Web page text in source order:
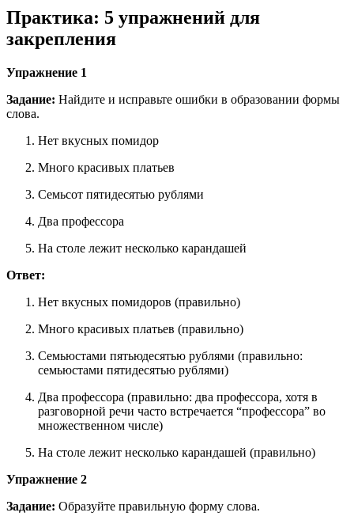
Практика: 5 упражнений для
закрепления
Упражнение 1
Задание: Найдите и исправьте ошибки в образовании формы
слова.
Нет вкусных помидор
Много красивых платьев
Семьсот пятидесятью рублями
Два профессора
На столе лежит несколько карандашей
Ответ:
Нет вкусных помидоров (правильно)
Много красивых платьев (правильно)
Семьюстами пятьюдесятью рублями (правильно:
семьюстами пятидесятью рублями)
Два профессора (правильно: два профессора, хотя в
разговорной речи часто встречается “профессора” во
множественном числе)
На столе лежит несколько карандашей (правильно)
Упражнение 2
Задание: Образуйте правильную форму слова.